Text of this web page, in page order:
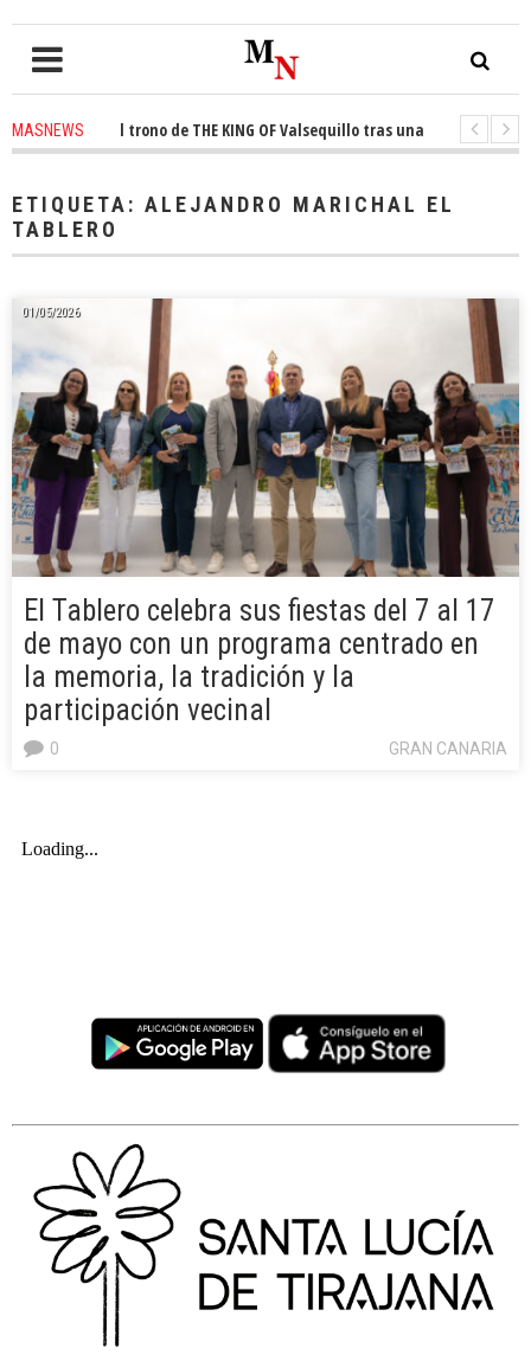
MASNEWSel trono de THE KING OF Valsequillo tras una jornada de
ETIQUETA: ALEJANDRO MARICHAL EL
TABLERO
01/05/2026
El Tablero celebra sus fiestas del 7 al 17
de mayo con un programa centrado en
la memoria, la tradición y la
participación vecinal
GRAN CANARIA
0